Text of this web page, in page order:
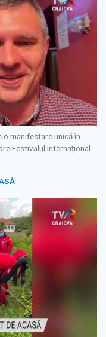
o manifestare unică în
Festivalul Internațional